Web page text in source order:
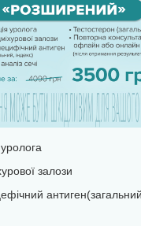
залози